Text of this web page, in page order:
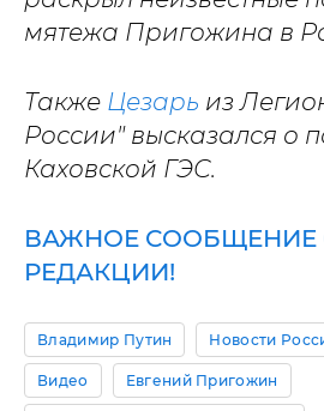
мятежа Пригожина в
Также Цезарь из
России" высказался о
Каховской ГЭС.
ВАЖНОЕ СООБЩЕНИЕ
РЕДАКЦИИ!
Владимир Путин Новости
Видео Евгений Пригожин